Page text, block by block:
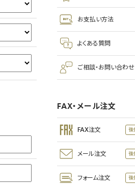
お支払い方法
よくある質問
ご相談・お問い合わせ
FAX・メール注文
FAX注文
メール注文
フォーム注文